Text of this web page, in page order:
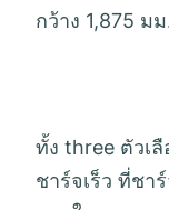
กว้าง 1,875 ม
ทั้ง three ตัวเ
ชาร์จเร็ว ที่ชา